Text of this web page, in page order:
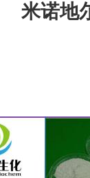
米诺地